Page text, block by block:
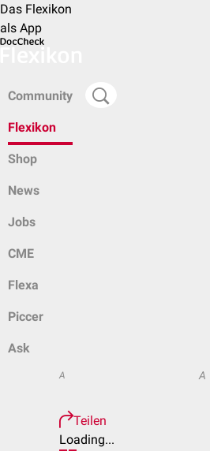
Das Flexikon
als App
Community
Flexikon
Shop
News
Jobs
CME
Flexa
Piccer
Ask
A A
Teilen
Loading...